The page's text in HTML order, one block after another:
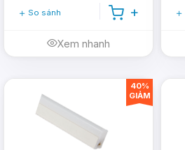
So sánh
Xem nhanh
40%
GIẢM